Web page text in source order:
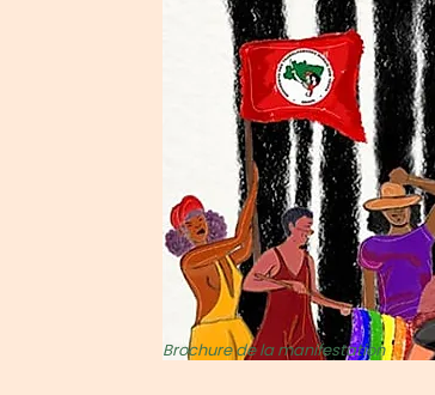
Brochure de la manifestation